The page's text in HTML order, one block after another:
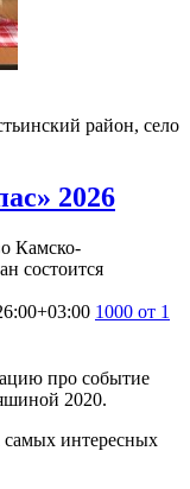
район, село
2026
Камско-
состоится
1000 от 1
про событие
2020.
интересных